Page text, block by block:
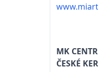
MK
ČESKÉ